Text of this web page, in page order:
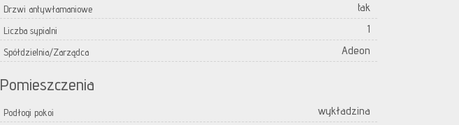
Drzwi antywłamaniowe tak
Liczba sypialni 1
Spółdzielnia/Zarządca Adeon
Pomieszczenia
Podłogi pokoi wykładzina